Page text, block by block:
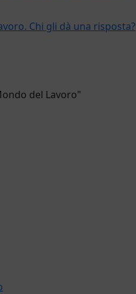
Chi gli dà una risposta?
del Lavoro"